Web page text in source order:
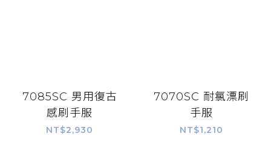
7085SC 男用復古
感刷手服
NT$2,930
7070SC 耐氯漂刷
手服
NT$1,210